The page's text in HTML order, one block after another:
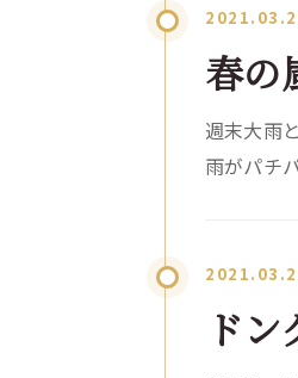
春の
週末大雨
雨がパチ
ド